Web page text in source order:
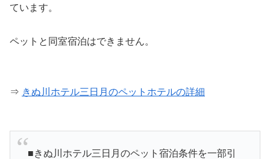
ています。
ペットと同室宿泊はできません。
⇒ きぬ川ホテル三日月のペットホテルの詳細
■きぬ川ホテル三日月のペット宿泊条件を一部引